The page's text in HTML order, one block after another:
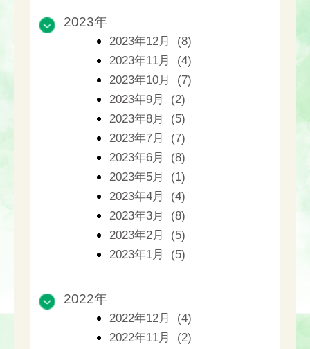
2023年
2023年12月 (8)
2023年11月 (4)
2023年10月 (7)
2023年9月 (2)
2023年8月 (5)
2023年7月 (7)
2023年6月 (8)
2023年5月 (1)
2023年4月 (4)
2023年3月 (8)
2023年2月 (5)
2023年1月 (5)
2022年
2022年12月 (4)
2022年11月 (2)